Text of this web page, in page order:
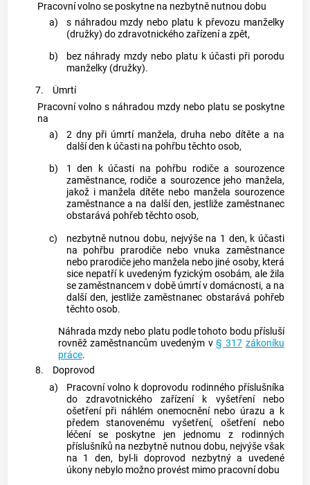
Pracovní volno se poskytne na nezbytně nutnou dobu
a)
s náhradou mzdy nebo platu k převozu manželky
(družky) do zdravotnického zařízení a zpět,
b)
bez náhrady mzdy nebo platu k účasti při porodu
manželky (družky).
7.
Úmrtí
Pracovní volno s náhradou mzdy nebo platu se poskytne
na
a)
2 dny při úmrtí manžela, druha nebo dítěte a na
další den k účasti na pohřbu těchto osob,
b)
1 den k účasti na pohřbu rodiče a sourozence
zaměstnance, rodiče a sourozence jeho manžela,
jakož i manžela dítěte nebo manžela sourozence
zaměstnancea na další den, jestliže zaměstnanec
obstarává pohřeb těchto osob,
c)
nezbytně nutnou dobu, nejvýše na 1 den, k účasti
na pohřbu prarodiče nebo vnuka zaměstnance
nebo prarodiče jeho manžela nebo jiné osoby, která
sice nepatří k uvedeným fyzickým osobám, ale žila
sezaměstnancemv době úmrtí v domácnosti, a na
další den, jestližezaměstnanec obstarává pohřeb
těchto osob.
Náhrada mzdy nebo platu podle tohoto bodu přísluší
rovněžzaměstnancům uvedeným v§ 317 zákoníku
práce.
8.
Doprovod
a)
Pracovní volno k doprovodu rodinného příslušníka
do zdravotnického zařízení k vyšetření nebo
ošetření při náhlém onemocnění nebo úrazu a k
předem stanovenému vyšetření, ošetření nebo
léčení se poskytne jen jednomu z rodinných
příslušníků na nezbytně nutnou dobu, nejvýše však
na 1 den, byl-li doprovod nezbytný a uvedené
úkony nebylo možno provést mimo pracovní dobu